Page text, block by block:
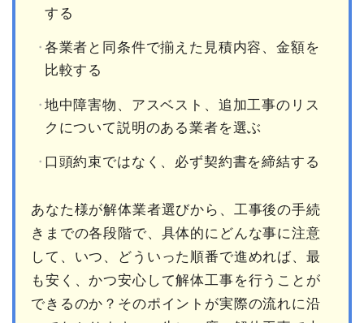
する
各業者と同条件で揃えた見積内容、金額を
比較する
地中障害物、アスベスト、追加工事のリス
クについて説明のある業者を選ぶ
口頭約束ではなく、必ず契約書を締結する
あなた様が解体業者選びから、工事後の手続
きまでの各段階で、具体的にどんな事に注意
して、いつ、どういった順番で進めれば、最
も安く、かつ安心して解体工事を行うことが
できるのか？そのポイントが実際の流れに沿